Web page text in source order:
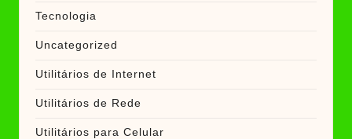
Tecnologia
Uncategorized
Utilitários de Internet
Utilitários de Rede
Utilitários para Celular